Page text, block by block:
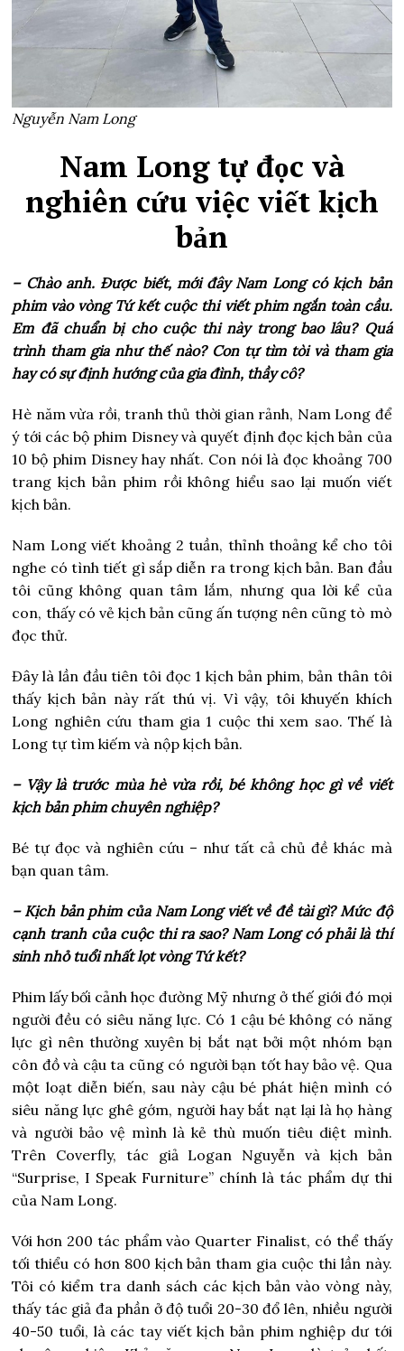
Nguyễn Nam Long
Nam Long tự đọc và
nghiên cứu việc viết kịch
bản
– Chào anh. Được biết, mới đây Nam Long có kịch bản
phim vào vòng Tứ kết cuộc thi viết phim ngắn toàn cầu.
Em đã chuẩn bị cho cuộc thi này trong bao lâu? Quá
trình tham gia như thế nào? Con tự tìm tòi và tham gia
hay có sự định hướng của gia đình, thầy cô?
Hè năm vừa rồi, tranh thủ thời gian rảnh, Nam Long để
ý tới các bộ phim Disney và quyết định đọc kịch bản của
10 bộ phim Disney hay nhất. Con nói là đọc khoảng 700
trang kịch bản phim rồi không hiểu sao lại muốn viết
kịch bản.
Nam Long viết khoảng 2 tuần, thỉnh thoảng kể cho tôi
nghe có tình tiết gì sắp diễn ra trong kịch bản. Ban đầu
tôi cũng không quan tâm lắm, nhưng qua lời kể của
con, thấy có vẻ kịch bản cũng ấn tượng nên cũng tò mò
đọc thử.
Đây là lần đầu tiên tôi đọc 1 kịch bản phim, bản thân tôi
thấy kịch bản này rất thú vị. Vì vậy, tôi khuyến khích
Long nghiên cứu tham gia 1 cuộc thi xem sao. Thế là
Long tự tìm kiếm và nộp kịch bản.
– Vậy là trước mùa hè vừa rồi, bé không học gì về viết
kịch bản phim chuyên nghiệp?
Bé tự đọc và nghiên cứu – như tất cả chủ đề khác mà
bạn quan tâm.
– Kịch bản phim của Nam Long viết về đề tài gì? Mức độ
cạnh tranh của cuộc thi ra sao? Nam Long có phải là thí
sinh nhỏ tuổi nhất lọt vòng Tứ kết?
Phim lấy bối cảnh học đường Mỹ nhưng ở thế giới đó mọi
người đều có siêu năng lực. Có 1 cậu bé không có năng
lực gì nên thường xuyên bị bắt nạt bởi một nhóm bạn
côn đồ và cậu ta cũng có người bạn tốt hay bảo vệ. Qua
một loạt diễn biến, sau này cậu bé phát hiện mình có
siêu năng lực ghê gớm, người hay bắt nạt lại là họ hàng
và người bảo vệ mình là kẻ thù muốn tiêu diệt mình.
Trên Coverfly, tác giả Logan Nguyễn và kịch bản
“Surprise, I Speak Furniture” chính là tác phẩm dự thi
của Nam Long.
Với hơn 200 tác phẩm vào Quarter Finalist, có thể thấy
tối thiểu có hơn 800 kịch bản tham gia cuộc thi lần này.
Tôi có kiểm tra danh sách các kịch bản vào vòng này,
thấy tác giả đa phần ở độ tuổi 20-30 đổ lên, nhiều người
40-50 tuổi, là các tay viết kịch bản phim nghiệp dư tới